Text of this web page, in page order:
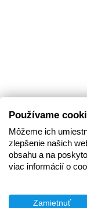
Používame
Môžeme ich
zlepšenie našich
obsahu a na
viac informácií o
Zamietnuť